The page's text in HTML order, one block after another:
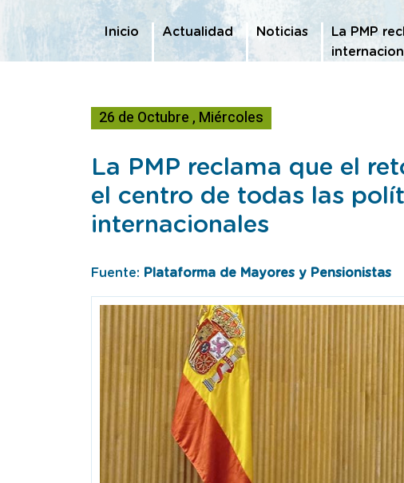
Te encuentras en
Inicio Actualidad Noticias
La PMP
26 de Octubre, Miércoles
La PMP reclama que el
el centro de todas las
internacionales
Fuente: Plataforma de Mayores y Pensionistas